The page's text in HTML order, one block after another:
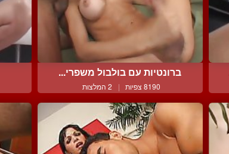
ברונטיות עם בולבול משפרי...
8190 צפיות | 2 המלצות